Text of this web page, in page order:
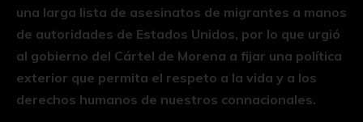
una larga lista de asesinatos de migrantes a manos
de autoridades de Estados Unidos, por lo que urgió
al gobierno del Cártel de Morena a fijar una política
exterior que permita el respeto a la vida y a los
derechos humanos de nuestros connacionales.